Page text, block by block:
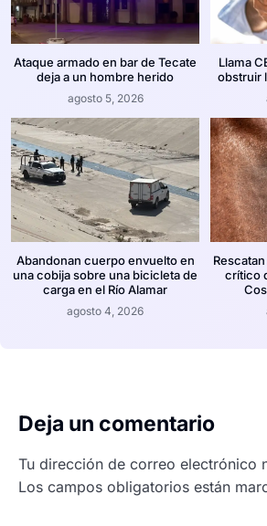
Ataque armado en bar de Tecate
deja a un hombre herido
agosto 5, 2026
Llama
obstruir
Abandonan cuerpo envuelto en
una cobija sobre una bicicleta de
carga en el Río Alamar
agosto 4, 2026
crítico
Deja un comentario
Tu dirección de correo electrónico
Los campos obligatorios están